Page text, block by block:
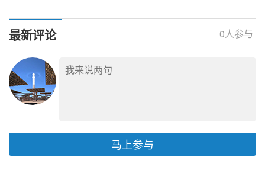
CPC2026
最新评论 0人参与
马上参与